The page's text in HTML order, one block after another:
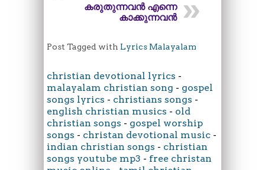
കരുതുന്നവൻ എന്നെ
കാക്കുന്നവൻ
Post Tagged with Lyrics Malayalam
christian devotional lyrics -
malayalam christian song - gospel
songs lyrics - christians songs -
english christian musics - old
christian songs - gospel worship
songs - christan devotional music -
indian christian songs - christian
songs youtube mp3 - free christan